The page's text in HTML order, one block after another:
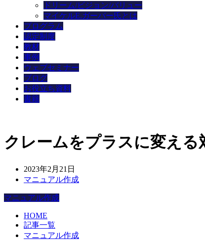
ドリーム/ビジョン/バリュー
マイケルE.ガーバー氏とは
プログラム
認定制度
教材
事例
ウェブセミナー
ブログ
お役立ち資料
書籍
クレームをプラスに変え
2023年2月21日
マニュアル作成
マニュアル作成
HOME
記事一覧
マニュアル作成